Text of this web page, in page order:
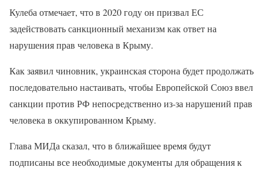
Кулеба отмечает, что в 2020 году он призвал ЕС
задействовать санкционный механизм как ответ на
нарушения прав человека в Крыму.
Как заявил чиновник, украинская сторона будет продолжать
последовательно настаивать, чтобы Европейской Союз ввел
санкции против РФ непосредственно из-за нарушений прав
человека в оккупированном Крыму.
Глава МИДа сказал, что в ближайшее время будут
подписаны все необходимые документы для обращения к